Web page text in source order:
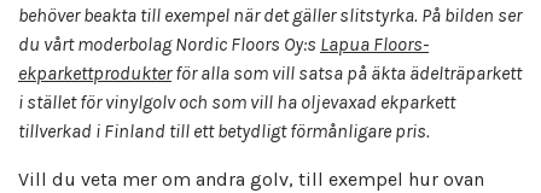
behöver beakta till exempel när det gäller slitstyrka. På bilden ser
du vårt moderbolag Nordic Floors Oy:s Lapua Floors-
ekparkettprodukterför alla som vill satsa på äkta ädelträparkett
i stället för vinylgolv och som vill ha oljevaxad ekparkett
tillverkad i Finland till ett betydligt förmånligare pris.
Vill du veta mer om andra golv, till exempel hur ovan